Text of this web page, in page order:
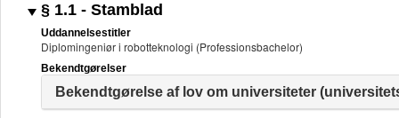
§ 1.1 - Stamblad
Uddannelsestitler
Diplomingeniør i robotteknologi (Professionsbachelor)
Bekendtgørelser
Bekendtgørelse af lov om universiteter